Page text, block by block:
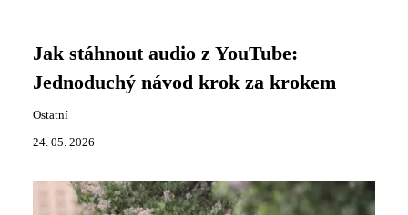
Jak stáhnout audio z YouTube:
Jednoduchý návod krok za krokem
Ostatní
24. 05. 2026